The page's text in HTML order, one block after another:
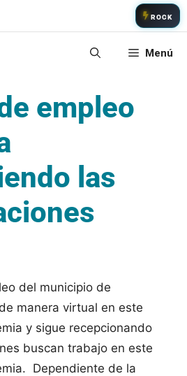
ROCK
Menú
empleo
las
del municipio de
manera virtual en este
y sigue recepcionando
buscan trabajo en este
Dependiente de la